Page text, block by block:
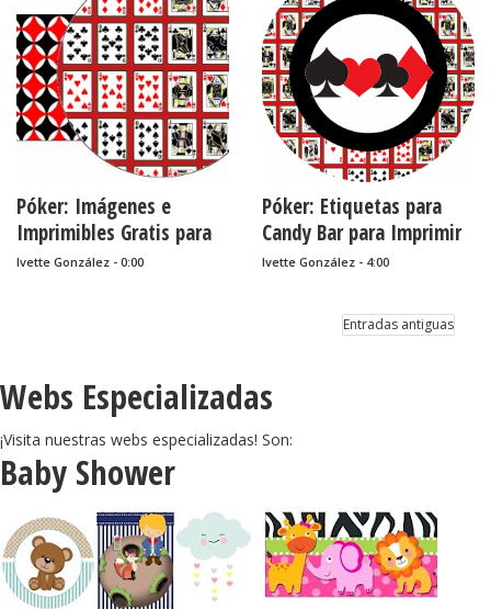
Etiquetas:
Casino,
cumpleaños,
DI50,
imprimibles,
Póker,
wrappers
Póker: Imágenes e
Imprimibles Gratis para
Fiestas..
Ivette González - 0:00
Póker: Etiquetas para
Candy Bar para Imprimir
Gratis.
Ivette González - 4:00
Entradas antiguas
Webs Especializadas
¡Visita nuestras webs especializadas! Son:
Baby Shower